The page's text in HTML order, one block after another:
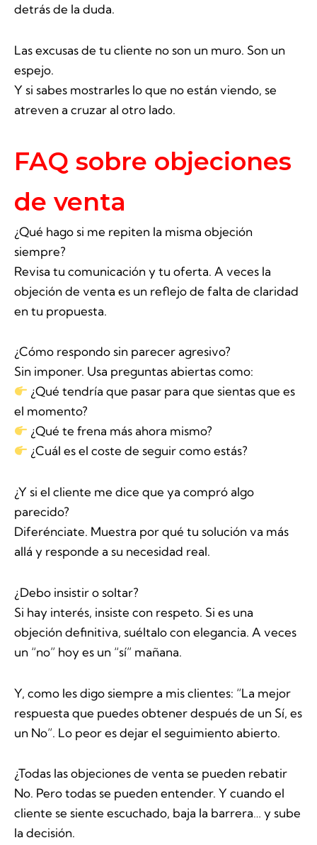
detrás de la duda.
Las excusas de tu cliente no son un muro. Son un
espejo.
Y si sabes mostrarles lo que no están viendo, se
atreven a cruzar al otro lado.
FAQ sobre objeciones
de venta
¿Qué hago si me repiten la misma objeción
siempre?
Revisa tu comunicación y tu oferta. A veces la
objeción de venta es un reflejo de falta de claridad
en tu propuesta.
¿Cómo respondo sin parecer agresivo?
Sin imponer. Usa preguntas abiertas como:
¿Qué tendría que pasar para que sientas que es
el momento?
¿Qué te frena más ahora mismo?
¿Cuál es el coste de seguir como estás?
¿Y si el cliente me dice que ya compró algo
parecido?
Diferénciate. Muestra por qué tu solución va más
allá y responde a su necesidad real.
¿Debo insistir o soltar?
Si hay interés, insiste con respeto. Si es una
objeción definitiva, suéltalo con elegancia. A veces
un “no” hoy es un “sí” mañana.
Y, como les digo siempre a mis clientes: “La mejor
respuesta que puedes obtener después de un Sí, es
un No”. Lo peor es dejar el seguimiento abierto.
¿Todas las objeciones de venta se pueden rebatir
No. Pero todas se pueden entender. Y cuando el
cliente se siente escuchado, baja la barrera… y sube
la decisión.